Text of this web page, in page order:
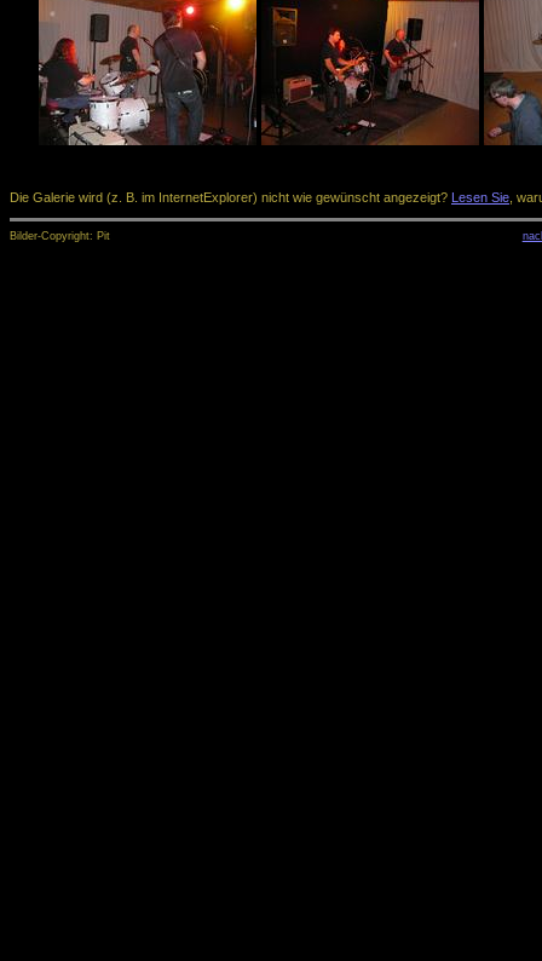
Die Galerie wird (z. B. im InternetExplorer) nicht wie gewünscht angezeigt? Lesen Sie ,
Bilder-Copyright: Pit